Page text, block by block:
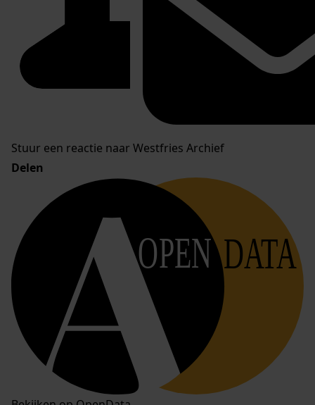
Stuur een reactie naar Westfries Archief
Delen
OPEN DATA